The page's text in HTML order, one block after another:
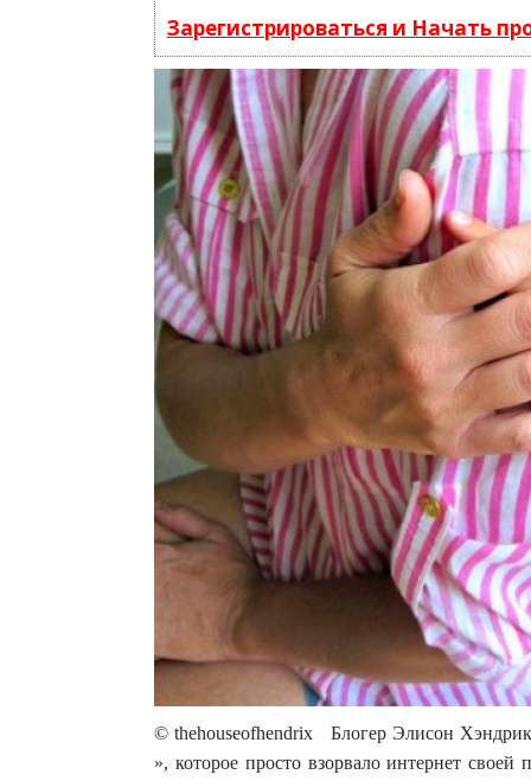
Зарегистрироваться и Начать
© thehouseofhendrix Блогер Элисон
», которое просто взорвало интернет